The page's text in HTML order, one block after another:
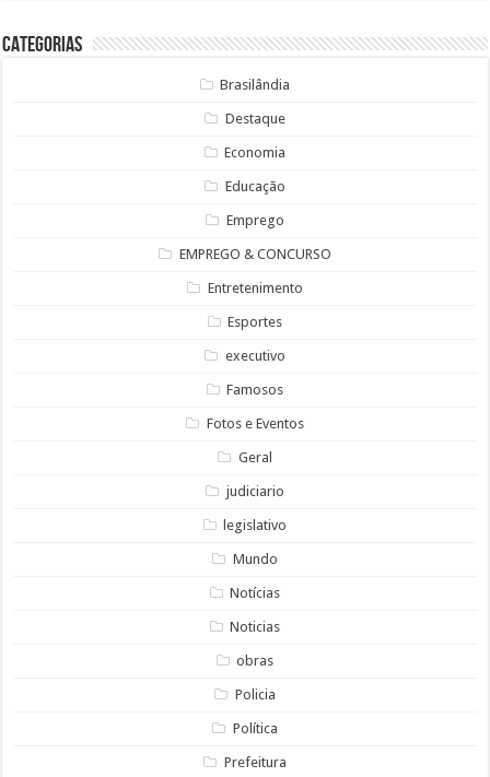
Categorias
Brasilândia
Destaque
Economia
Educação
Emprego
EMPREGO & CONCURSO
Entretenimento
Esportes
executivo
Famosos
Fotos e Eventos
Geral
judiciario
legislativo
Mundo
Notícias
Noticias
obras
Policia
Política
Prefeitura